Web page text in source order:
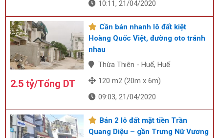
10:11, 21/04/2020
2.5 tỷ/Tổng DT
Cần bán nhanh lô đất kiệt
Hoàng Quốc Việt, đường oto tránh
nhau
Thừa Thiên - Huế, Huế
120 m2 (20m x 6m)
09:03, 21/04/2020
Bán 2 lô đất mặt tiền Trần
Quang Diệu – gần Trưng Nữ Vương